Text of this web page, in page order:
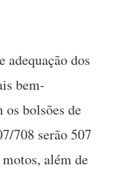
adequação dos
bem-
bolsões de
708 serão 507
além de